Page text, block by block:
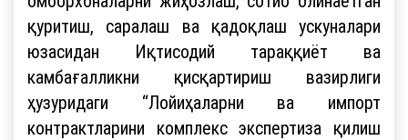
қуритиш, саралаш ва қадоқлаш ускуналари
юзасидан Иқтисодий тараққиёт ва
камбағалликни қисқартириш вазирлиги
ҳузуридаги “Лойиҳаларни ва импорт
контрактларини комплекс экспертиза қилиш